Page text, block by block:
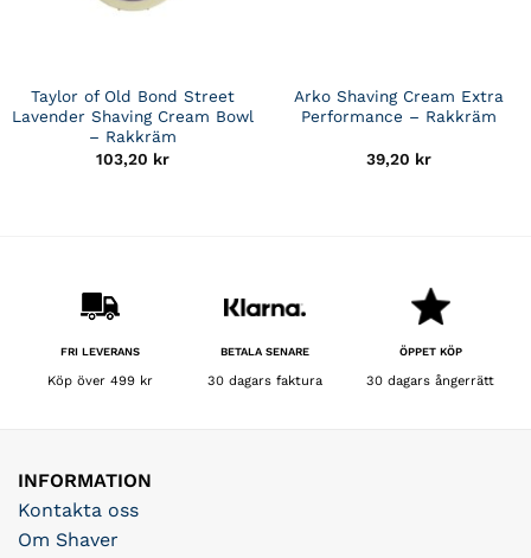
Taylor of Old Bond Street
Lavender Shaving Cream Bowl
– Rakkräm
103,20 kr
Arko Shaving Cream Extra
Performance – Rakkräm
39,20 kr
FRI LEVERANS
Köp över 499 kr
BETALA SENARE
30 dagars faktura
ÖPPET KÖP
30 dagars ångerrätt
INFORMATION
Kontakta oss
Om Shaver